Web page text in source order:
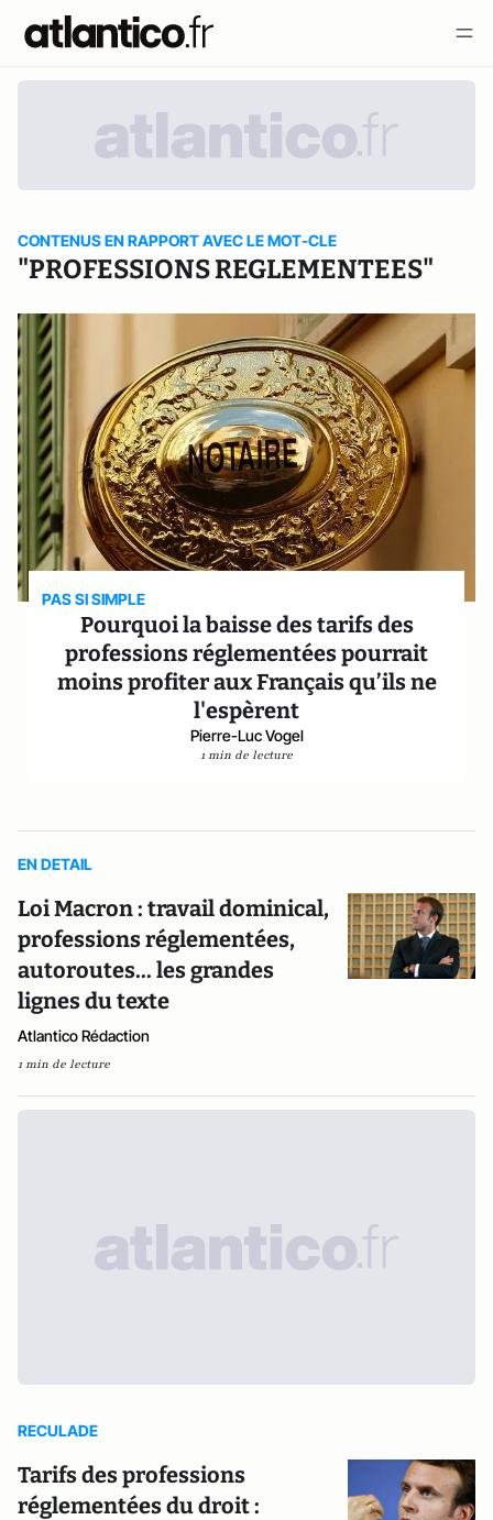
CONTENUS EN RAPPORT AVEC LE MOT-CLE
"PROFESSIONS REGLEMENTEES"
PAS SI SIMPLE
Pourquoi la baisse des tarifs des
professions réglementées pourrait
moins profiter aux Français qu’ils ne
l'espèrent
Pierre-Luc Vogel
1 min de lecture
EN DETAIL
Loi Macron : travail dominical,
professions réglementées,
autoroutes... les grandes
lignes du texte
Atlantico Rédaction
1 min de lecture
RECULADE
Tarifs des professions
réglementées du droit :